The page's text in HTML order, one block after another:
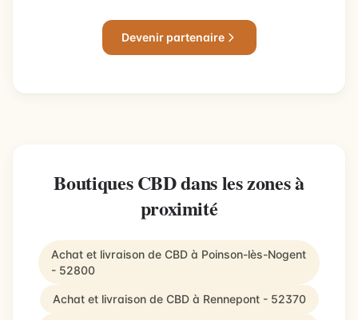
Devenir partenaire
Boutiques CBD dans les zones à
proximité
Achat et livraison de CBD à Poinson-lès-Nogent
- 52800
Achat et livraison de CBD à Rennepont - 52370